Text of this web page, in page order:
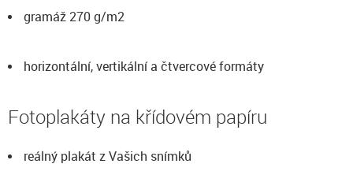
gramáž 270 g/m2
horizontální, vertikální a čtvercové formáty
Fotoplakáty na křídovém papíru
reálný plakát z Vašich snímků